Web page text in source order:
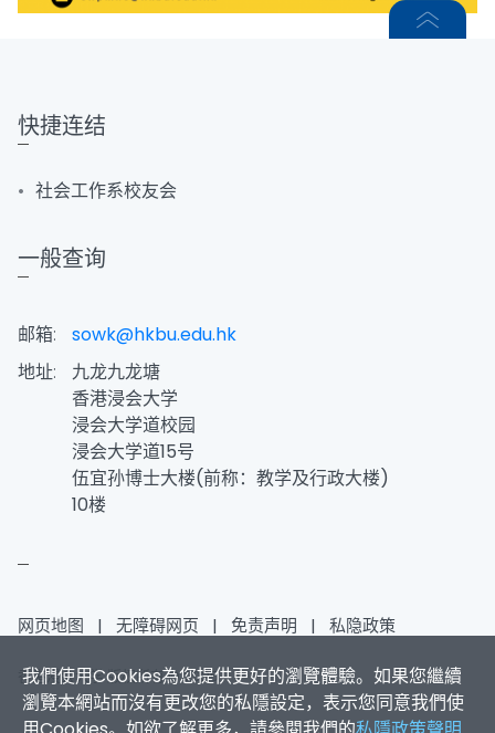
我們使用Cookies為您提供更好的瀏覽體驗。如果您繼續
瀏覽本網站而沒有更改您的私隱設定，表示您同意我們使
快捷连结
社会工作系校友会
一般查询
邮箱:
sowk@hkbu.edu.hk
地址:
九龙九龙塘
香港浸会大学
浸会大学道校园
浸会大学道15号
伍宜孙博士大楼(前称：教学及行政大楼)
10楼
网页地图 | 无障碍网页 | 免责声明 | 私隐政策
香港浸会大学 版权所有 © 2025